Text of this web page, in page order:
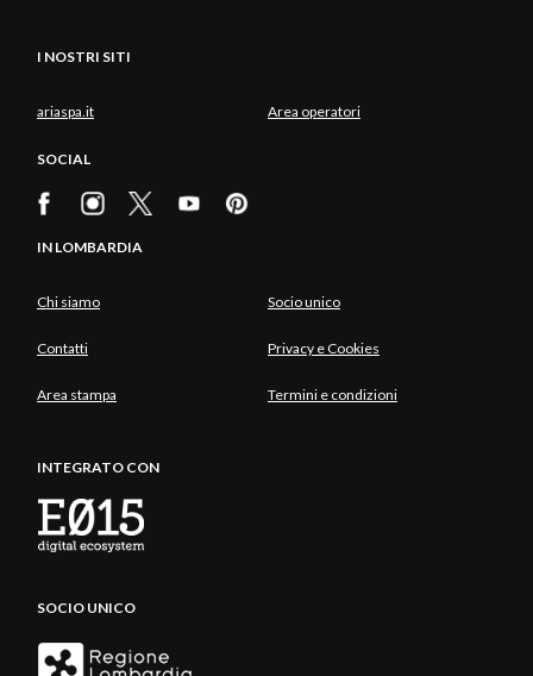
I NOSTRI SITI
ariaspa.it Area operatori
SOCIAL
IN LOMBARDIA
Chi siamo Socio unico
Contatti Privacy e Cookies
Area stampa Termini e condizioni
INTEGRATO CON
SOCIO UNICO